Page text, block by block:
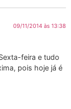
09/11/2014 às 13:38
feira e tudo
pois hoje já é